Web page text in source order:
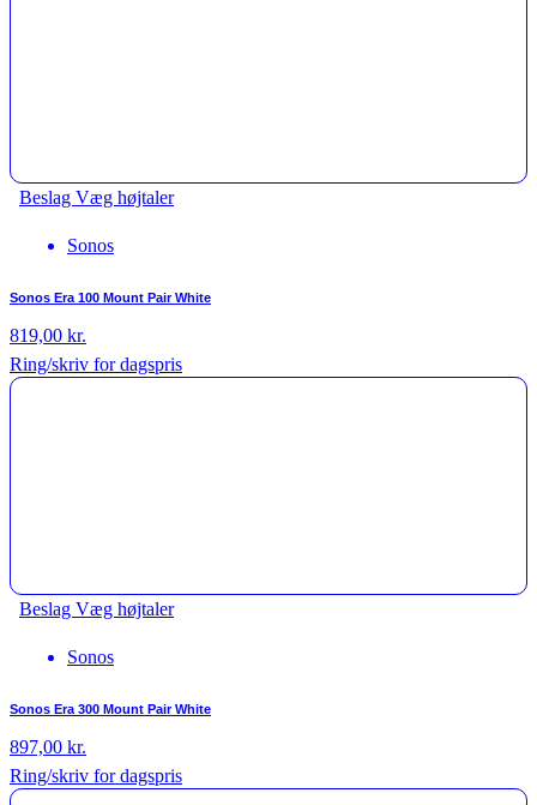
Beslag Væg højtaler
Sonos
Sonos Era 100 Mount Pair White
819,00 kr.
Ring/skriv for dagspris
Beslag Væg højtaler
Sonos
Sonos Era 300 Mount Pair White
897,00 kr.
Ring/skriv for dagspris